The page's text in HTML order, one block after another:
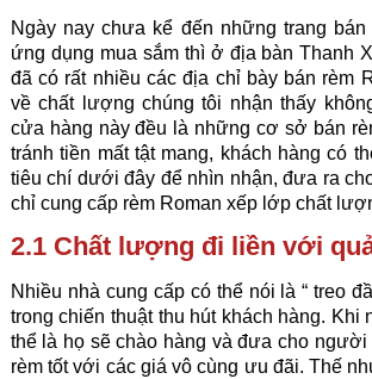
Ngày nay chưa kể đến những trang
ứng dụng mua sắm thì ở địa bàn Thanh
đã có rất nhiều các địa chỉ bày bán rèm
về chất lượng chúng tôi nhận thấy
cửa hàng này đều là những cơ sở bán
tránh tiền mất tật mang, khách hàng có
tiêu chí dưới đây để nhìn nhận, đưa ra
chỉ cung cấp rèm Roman xếp lớp chất
2.1 Chất lượng đi liền với
Nhiều nhà cung cấp có thể nói là “ treo
trong chiến thuật thu hút khách hàng. Khi
thể là họ sẽ chào hàng và đưa cho người
rèm tốt với các giá vô cùng ưu đãi. Thế